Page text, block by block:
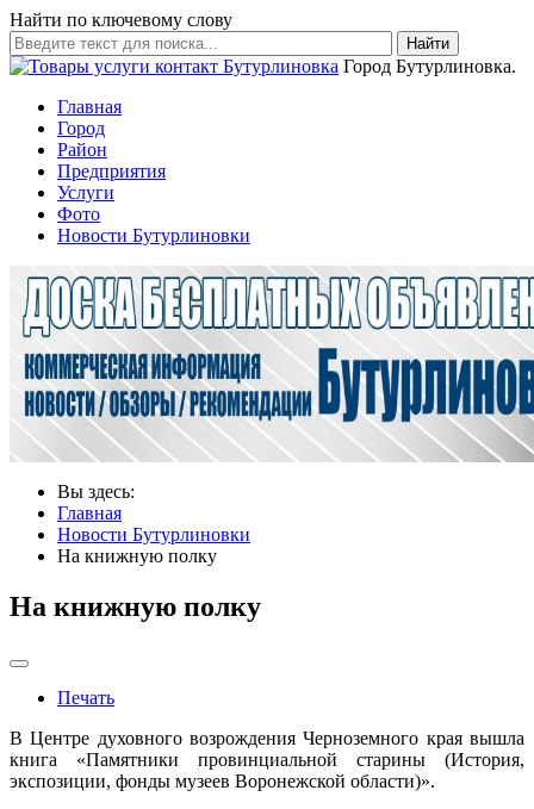
Найти по ключевому слову
Найти
Город Бутурлиновка.
Главная
Город
Район
Предприятия
Услуги
Фото
Новости Бутурлиновки
Вы здесь:
Главная
Новости Бутурлиновки
На книжную полку
На книжную полку
Печать
В Центре духовного возрождения Черноземного края вышла
книга «Памятники провинциальной старины (История,
экспозиции, фонды музеев Воронежской области)».